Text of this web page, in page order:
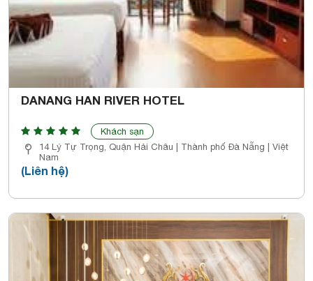
DANANG HAN RIVER HOTEL
Khách sạn
14 Lý Tự Trọng, Quận Hải Châu | Thành phố Đà Nẵng | Việt
Nam
(Liên hệ)